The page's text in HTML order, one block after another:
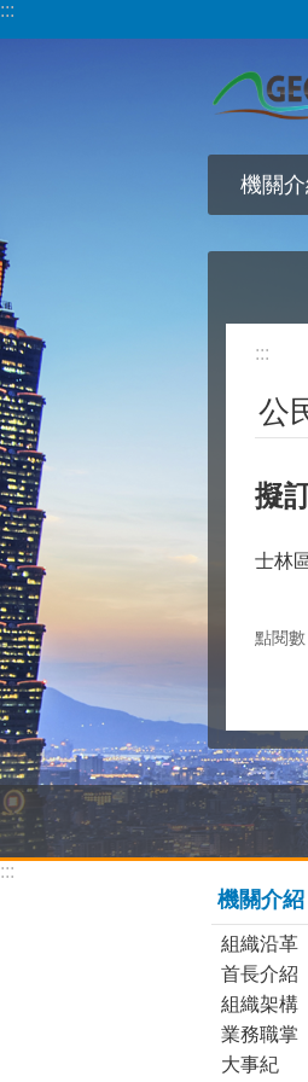
跳到主要內容區塊
:::
機關
:::
公
擬
士林
點閱數
:::
機關介紹
組織沿革
首長介紹
組織架構
業務職掌
大事紀